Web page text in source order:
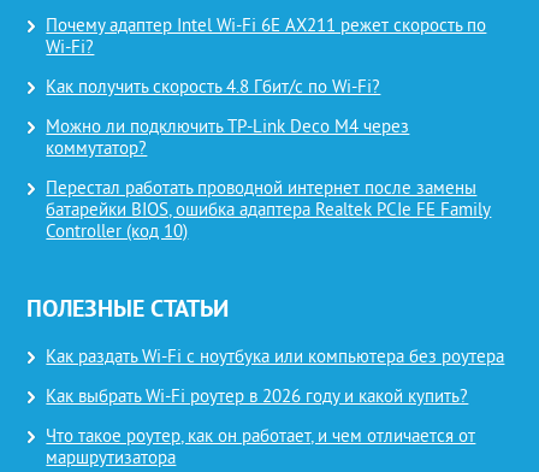
Почему адаптер Intel Wi-Fi 6E AX211 режет скорость по
Wi-Fi?
Как получить скорость 4.8 Гбит/с по Wi-Fi?
Можно ли подключить TP-Link Deco M4 через
коммутатор?
Перестал работать проводной интернет после замены
батарейки BIOS, ошибка адаптера Realtek PCIe FE Family
Controller (код 10)
ПОЛЕЗНЫЕ СТАТЬИ
Как раздать Wi-Fi с ноутбука или компьютера без роутера
Как выбрать Wi-Fi роутер в 2026 году и какой купить?
Что такое роутер, как он работает, и чем отличается от
маршрутизатора